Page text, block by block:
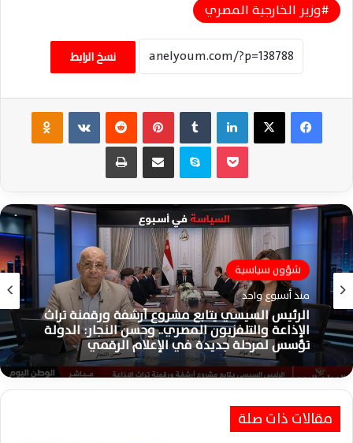
وزير الخارجية المصري
نسخ الرابط
فيسبوك ‫X لينكدإن بينتيريست ‏VKontakte
سكايب مشاركة عبر البريد طباعة
شؤون سياسية
منذ أسبوع واحد
الرئيس السيسي يتابع مشروع أرشفة ورقمنة تراث
الإذاعة والتلفزيون المصري.. وحسن النجار: الدولة
تؤسس لمرحلة جديدة في الإعلام الرقمي
مقالات ذات صلة